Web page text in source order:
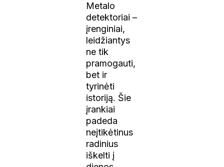
Metalo
detektoriai –
įrenginiai,
leidžiantys
ne tik
pramogauti,
bet ir
tyrinėti
istoriją. Šie
įrankiai
padeda
neįtikėtinus
radinius
iškelti į